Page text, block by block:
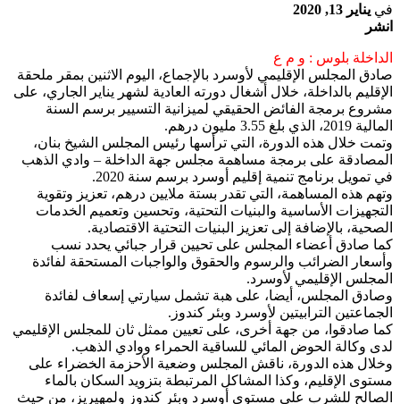
في يناير 13, 2020
انشر
الداخلة بلوس : و م ع
صادق المجلس الإقليمي لأوسرد بالإجماع، اليوم الاثنين بمقر ملحقة
الإقليم بالداخلة، خلال أشغال دورته العادية لشهر يناير الجاري، على
مشروع برمجة الفائض الحقيقي لميزانية التسيير برسم السنة
المالية 2019، الذي بلغ 3.55 مليون درهم.
وتمت خلال هذه الدورة، التي ترأسها رئيس المجلس الشيخ بنان،
المصادقة على برمجة مساهمة مجلس جهة الداخلة – وادي الذهب
في تمويل برنامج تنمية إقليم أوسرد برسم سنة 2020.
وتهم هذه المساهمة، التي تقدر بستة ملايين درهم، تعزيز وتقوية
التجهيزات الأساسية والبنيات التحتية، وتحسين وتعميم الخدمات
الصحية، بالإضافة إلى تعزيز البنيات التحتية الاقتصادية.
كما صادق أعضاء المجلس على تحيين قرار جبائي يحدد نسب
وأسعار الضرائب والرسوم والحقوق والواجبات المستحقة لفائدة
المجلس الإقليمي لأوسرد.
وصادق المجلس، أيضا، على هبة تشمل سيارتي إسعاف لفائدة
الجماعتين الترابيتين لأوسرد وبئر كندوز.
كما صادقوا، من جهة أخرى، على تعيين ممثل ثان للمجلس الإقليمي
لدى وكالة الحوض المائي للساقية الحمراء ووادي الذهب.
وخلال هذه الدورة، ناقش المجلس وضعية الأحزمة الخضراء على
مستوى الإقليم، وكذا المشاكل المرتبطة بتزويد السكان بالماء
الصالح للشرب على مستوى أوسرد وبئر كندوز ولمهيريز، من حيث